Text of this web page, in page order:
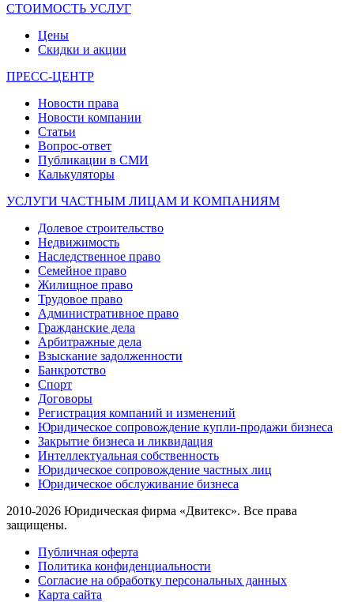
СТОИМОСТЬ УСЛУГ
Цены
Скидки и акции
ПРЕСС-ЦЕНТР
Новости права
Новости компании
Статьи
Вопрос-ответ
Публикации в СМИ
Калькуляторы
УСЛУГИ ЧАСТНЫМ ЛИЦАМ И КОМПАНИЯМ
Долевое строительство
Недвижимость
Наследственное право
Семейное право
Жилищное право
Трудовое право
Административное право
Гражданские дела
Арбитражные дела
Взыскание задолженности
Банкротство
Спорт
Договоры
Регистрация компаний и изменений
Юридическое сопровождение купли-продажи бизнеса
Закрытие бизнеса и ликвидация
Интеллектуальная собственность
Юридическое сопровождение частных лиц
Юридическое обслуживание бизнеса
2010-2026 Юридическая фирма «Двитекс». Все права
защищены.
Публичная оферта
Политика конфиденциальности
Согласие на обработку персональных данных
Карта сайта